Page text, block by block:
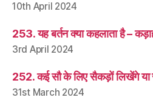
10th April 2024
253. यह बर्तन क्या कहलाता है –
3rd April 2024
252. कई सौ के लिए सैकड़ों लिखेंगे
31st March 2024